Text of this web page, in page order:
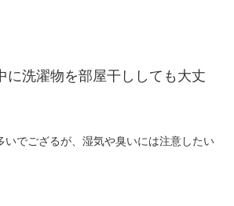
に洗濯物を部屋干ししても大丈
いでござるが、湿気や臭いには注意したい